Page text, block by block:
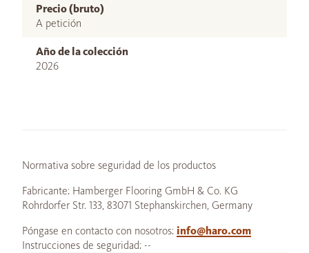
Precio (bruto)
A petición
Año de la colección
2026
Normativa sobre seguridad de los productos
Fabricante: Hamberger Flooring GmbH & Co. KG
Rohrdorfer Str. 133, 83071 Stephanskirchen, Germany
Póngase en contacto con nosotros: info@haro.com
Instrucciones de seguridad: --